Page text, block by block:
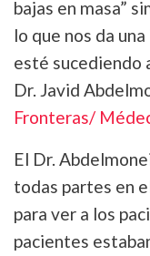
bajas en masa”
lo que nos da
esté sucediendo
Dr. Javid
Fronteras/
El Dr.
todas partes en
para ver a los
pacientes